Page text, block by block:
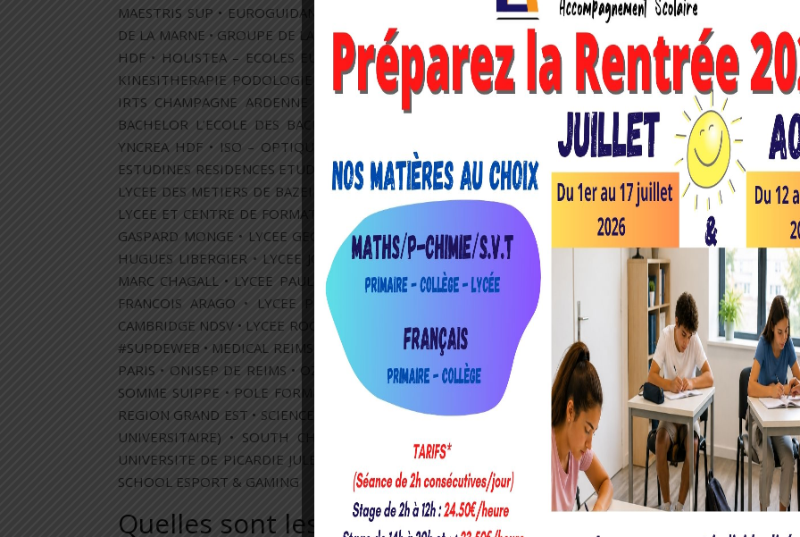
MAESTRIS SUP • EUROGUIDANCE • EUROPE DIRECT • GENDARMERIE NATIONALE • GRAND REIMS •
DE LA MARNE • GROUPE DE LA SALLE REIMS • GROUPE SAINT JOSEPH LA SALLE TROYES • HEI LILLE
HDF • HOLISTEA – ECOLES EUROPEENNES D’OSTEOPATHIE • ICAM • IFAG • IHEDREA • IKPO –
KINESITHERAPIE PODOLOGIE • IN&MA • INSA GROUPE • IPAC BACHELOR FACTORY / ISIFA PLUS
IRTS CHAMPAGNE ARDENNE • ISA LILLE – ESA ANGERS – RESEAU FRANCE AGRO 3 • ISCOM •
BACHELOR L’ECOLE DES BACHELORS SPECIALISES • ISEG MARKETING / COMMUNICATION • ISEN
YNCREA HDF • ISO – OPTIQUE BAC A BAC+5 • ITII CHAMPAGNE ARDENNE • IUT LAON • LE CNAM •
ESTUDINES RESIDENCES ETUDIANTES • LYCEE AGRICOLE ET VITICOLE CREZANCY • LYCEE COLBERT
LYCEE DES METIERS DE BAZEILLES • LYCEE DES METIERS SIMONE VEIL • LYCEE DES METIERS YSER
LYCEE ET CENTRE DE FORMATION SAINT MICHEL • LYCEE FRANCOIS 1ER • LYCEE FRANCOIS BAZIN •
GASPARD MONGE • LYCEE GEORGES BRIERE • LYCEE GUSTAVE EIFFEL REIMS • LYCEE HESSEL BTS •
HUGUES LIBERGIER • LYCEE JOLIOT CURIE • LYCEE LA SALLE REIMS THILLOIS • LYCEE LIBERGIER •
MARC CHAGALL • LYCEE PAUL VERLAINE DE RETHEL • LYCEE PIERRE BAYLE SEDAN • LYCEE
FRANCOIS ARAGO • LYCEE PRIVE SAINTE MAURE • LYCEE PROFESSIONNEL SAINTE MARIE –
CAMBRIDGE NDSV • LYCEE ROOSEVELT • LYCEE SEVIGNE • MARINE NATIONALE • MEDIASCHOOL REIMS –
#SUPDEWEB • MEDICAL REIMS • MFR DE GIONGES • MGEL • MY DIGITAL SCHOOL • NEOMA BS REIMS
PARIS • ONISEP DE REIMS • OZANAM – CVAM CHALONS • POLE DE FORMATION EN AGROEQUIPEMENT
SOMME SUIPPE • POLE FORMATION UIMM CHAMPAGNE ARDENNE • POLICE NATIONALE • PREPA REIMS
REGION GRAND EST • SCIENCE PO CAMPUS DE REIMS • SIOU (SERVICE D’INFORMATION ET
UNIVERSITAIRE) • SOUTH CHAMPAGNE BUSINESS SCHOOL • UNILASALLE BEAUVAIS ROUEN RENNES
UNIVERSITE DE PICARDIE JULES VERNE • UTBM – UTC – UTT • VILLE DE CHARLEVILL-MEZIERES • WIN •
SCHOOL ESPORT & GAMING
Quelles sont les conférences cette année ?